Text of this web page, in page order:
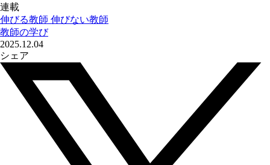
連載
伸びる教師 伸びない教師
教師の学び
2025.12.04
シェア